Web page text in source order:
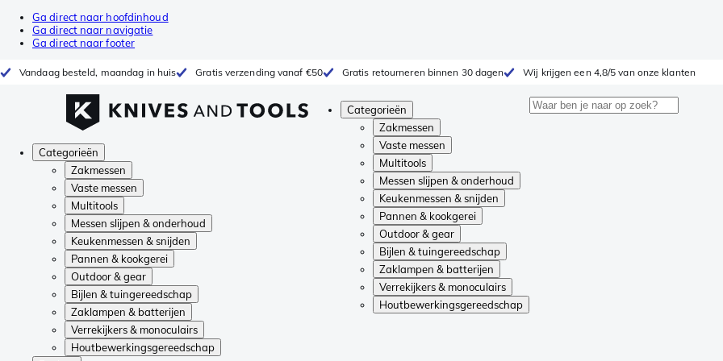
Ga direct naar hoofdinhoud
Ga direct naar navigatie
Ga direct naar footer
Vandaag besteld, maandag in huis Gratis verzending vanaf €50 Gratis retourneren binnen 30 dagen Wij krijgen een 4,8/5 van onze klanten
Categorieën
Zakmessen
Vaste messen
Multitools
Messen slijpen & onderhoud
Keukenmessen & snijden
Pannen & kookgerei
Outdoor & gear
Bijlen & tuingereedschap
Zaklampen & batterijen
Verrekijkers & monoculairs
Houtbewerkingsgereedschap
Categorieën
Zakmessen
Vaste messen
Multitools
Messen slijpen & onderhoud
Keukenmessen & snijden
Pannen & kookgerei
Outdoor & gear
Bijlen & tuingereedschap
Zaklampen & batterijen
Verrekijkers & monoculairs
Houtbewerkingsgereedschap